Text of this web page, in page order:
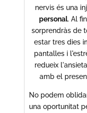
nervis és una
personal. Al
sorprendràs de
estar tres dies
pantalles i
redueix
amb el
No podem
una oportunitat